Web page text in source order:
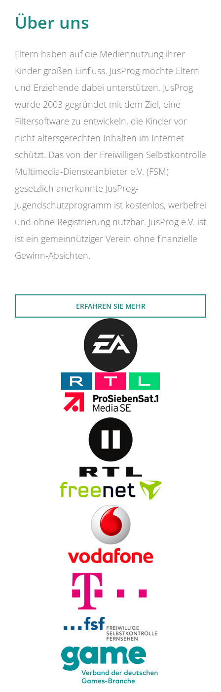
Über uns
Eltern haben auf die Mediennutzung ihrer
Kinder großen Einfluss. JusProg möchte Eltern
und Erziehende dabei unterstützen. JusProg
wurde 2003 gegründet mit dem Ziel, eine
Filtersoftware zu entwickeln, die Kinder vor
nicht altersgerechten Inhalten im Internet
schützt. Das von der Freiwilligen Selbstkontrolle
Multimedia-Diensteanbieter e.V. (FSM)
gesetzlich anerkannte JusProg-
Jugendschutzprogramm ist kostenlos, werbefrei
und ohne Registrierung nutzbar. JusProg e.V. ist
ist ein gemeinnütziger Verein ohne finanzielle
Gewinn-Absichten.
ERFAHREN SIE MEHR